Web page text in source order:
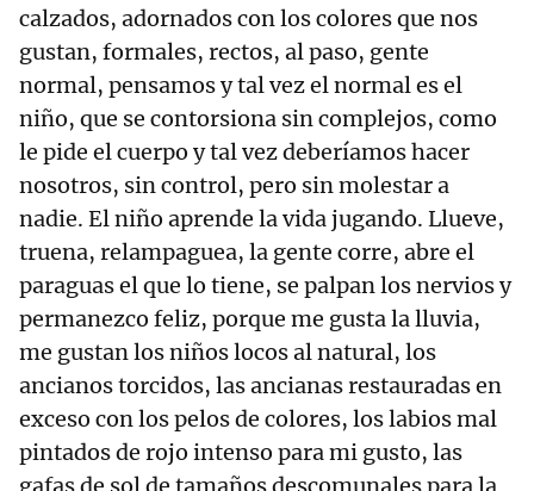
calzados, adornados con los colores que nos
gustan, formales, rectos, al paso, gente
normal, pensamos y tal vez el normal es el
niño, que se contorsiona sin complejos, como
le pide el cuerpo y tal vez deberíamos hacer
nosotros, sin control, pero sin molestar a
nadie. El niño aprende la vida jugando. Llueve,
truena, relampaguea, la gente corre, abre el
paraguas el que lo tiene, se palpan los nervios y
permanezco feliz, porque me gusta la lluvia,
me gustan los niños locos al natural, los
ancianos torcidos, las ancianas restauradas en
exceso con los pelos de colores, los labios mal
pintados de rojo intenso para mi gusto, las